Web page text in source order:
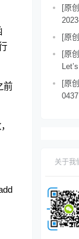
前
[原
[原
[原
[原
0437
关于我